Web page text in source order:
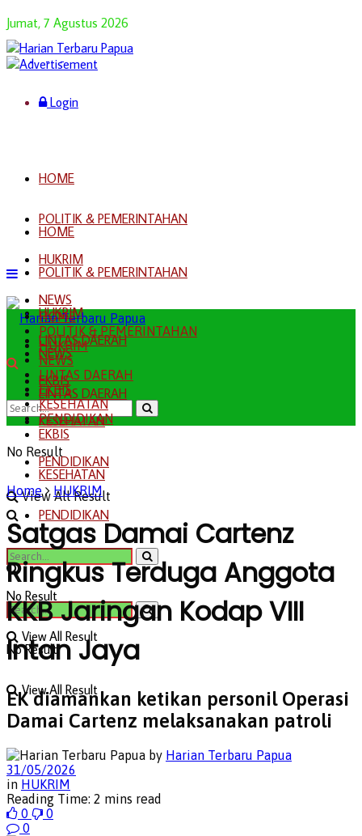
Jumat, 7 Agustus 2026
Login
HOME
POLITIK & PEMERINTAHAN
HUKRIM
NEWS
LINTAS DAERAH
EKBIS
KESEHATAN
PENDIDIKAN
No Result
View All Result
HOME
POLITIK & PEMERINTAHAN
HUKRIM
NEWS
LINTAS DAERAH
EKBIS
KESEHATAN
PENDIDIKAN
No Result
View All Result
No Result
View All Result
HOME
POLITIK & PEMERINTAHAN
HUKRIM
NEWS
LINTAS DAERAH
EKBIS
KESEHATAN
PENDIDIKAN
Home HUKRIM
Satgas Damai Cartenz
Ringkus Terduga Anggota
KKB Jaringan Kodap VIII
Intan Jaya
EK diamankan ketikan personil Operasi
Damai Cartenz melaksanakan patroli
by Harian Terbaru Papua
31/05/2026
in HUKRIM
Reading Time: 2 mins read
0
0
0